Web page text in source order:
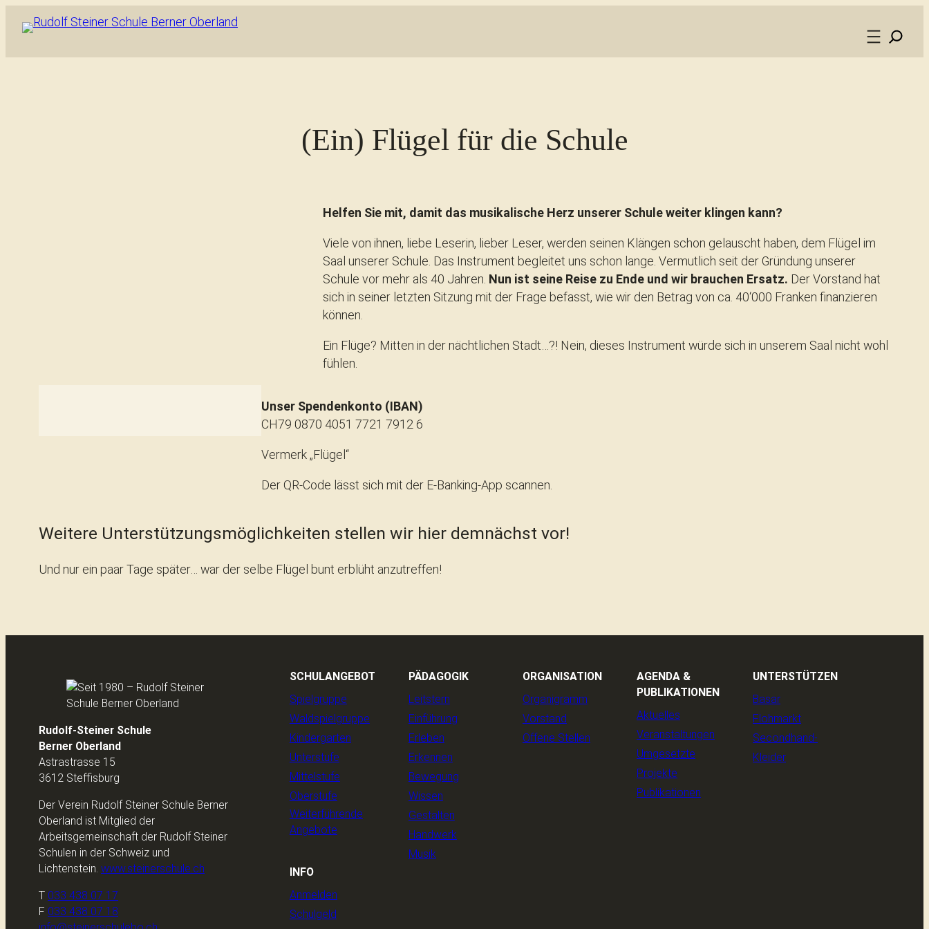
(Ein) Flügel für die Schule
Helfen Sie mit, damit das musikalische Herz unserer Schule weiter klingen kann?
Viele von ihnen, liebe Leserin, lieber Leser, werden seinen Klängen schon gelauscht haben, dem Flügel im
Saal unserer Schule. Das Instrument begleitet uns schon lange. Vermutlich seit der Gründung unserer
Schule vor mehr als 40 Jahren. Nun ist seine Reise zu Ende und wir brauchen Ersatz. Der Vorstand hat
sich in seiner letzten Sitzung mit der Frage befasst, wie wir den Betrag von ca. 40‘000 Franken finanzieren
können.
Ein Flüge? Mitten in der nächtlichen Stadt…?! Nein, dieses Instrument würde sich in unserem Saal nicht wohl
fühlen.
Unser Spendenkonto (IBAN)
CH79 0870 4051 7721 7912 6
Vermerk „Flügel“
Der QR-Code lässt sich mit der E-Banking-App scannen.
Weitere Unterstützungsmöglichkeiten stellen wir hier demnächst vor!
Und nur ein paar Tage später… war der selbe Flügel bunt erblüht anzutreffen!
Rudolf-Steiner Schule
Berner Oberland
Astrastrasse 15
3612 Steffisburg
Der Verein Rudolf Steiner Schule Berner
Oberland ist Mitglied der
Arbeitsgemeinschaft der Rudolf Steiner
Schulen in der Schweiz und
Lichtenstein. www.steinerschule.ch
T 033 438 07 17
F 033 438 07 18
SCHULANGEBOT
Spielgruppe
Waldspielgruppe
Kindergarten
Unterstufe
Mittelstufe
Oberstufe
Weiterführende
Angebote
PÄDAGOGIK
Leitstern
Einführung
Erleben
Erkennen
Bewegung
Wissen
Gestalten
Handwerk
Musik
ORGANISATION
Organigramm
Vorstand
Offene Stellen
AGENDA &
PUBLIKATIONEN
Aktuelles
Veranstaltungen
Umgesetzte
Projekte
Publikationen
UNTERSTÜTZEN
Basar
Flohmarkt
Secondhand-
Kleider
INFO
Anmelden
Schulgeld